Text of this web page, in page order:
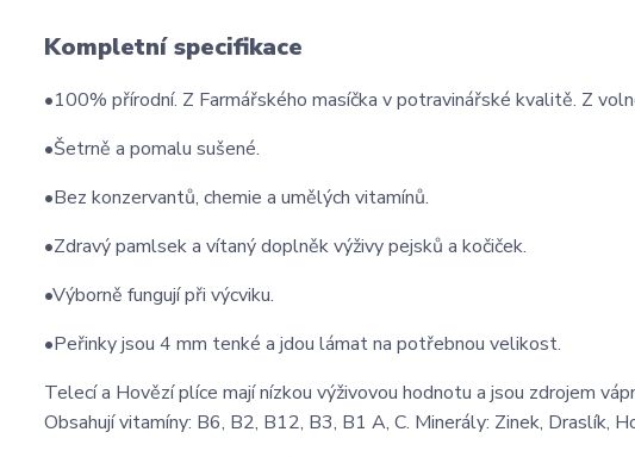
Kompletní specifikace
•100% přírodní. Z Farmářského masíčka v potravinářské kvalitě. Z
•Šetrně a pomalu sušené.
•Bez konzervantů, chemie a umělých vitamínů.
•Zdravý pamlsek a vítaný doplněk výživy pejsků a kočiček.
•Výborně fungují při výcviku.
•Peřinky jsou 4 mm tenké a jdou lámat na potřebnou velikost.
Telecí a Hovězí plíce mají nízkou výživovou hodnotu a jsou zdrojem
Obsahují vitamíny: B6, B2, B12, B3, B1 A, C. Minerály: Zinek, Draslík,